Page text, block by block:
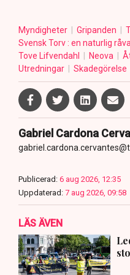
Myndigheter Gripanden
Svensk Torv : en naturlig
Tove Lifvendahl
Neova
Utredningar
Skadegörelse
Gabriel Cardona
Publicerad: 6 aug 2026, 12:35
Uppdaterad: 7 aug 2026, 09:58
LÄS ÄVEN